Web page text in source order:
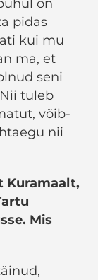
on
pidas
kui mu
ma, et
seni
tuleb
võib-
nii
Kuramaalt,
Mis